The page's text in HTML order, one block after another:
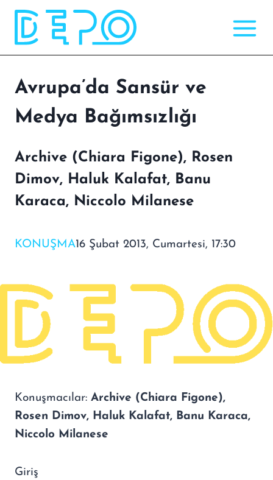
Skip
content
Avrupa’da Sansür ve
Medya Bağımsızlığı
Archive (Chiara Figone), Rosen
Dimov, Haluk Kalafat, Banu
Karaca, Niccolo Milanese
KONUŞMA16 Şubat 2013, Cumartesi, 17:30
Konuşmacılar: Archive (Chiara Figone),
Rosen Dimov, Haluk Kalafat, Banu Karaca,
Niccolo Milanese
Giriş